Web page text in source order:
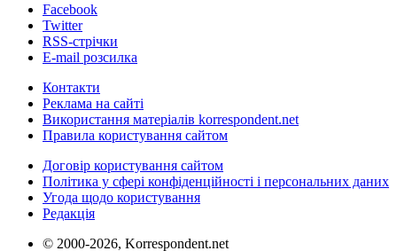
Facebook
Twitter
RSS-стрічки
E-mail розсилка
Контакти
Реклама на сайті
Використання матеріалів korrespondent.net
Правила користування сайтом
Договір користування сайтом
Політика у сфері конфіденційності і персональних даних
Угода щодо користування
Редакція
© 2000-2026, Korrespondent.net